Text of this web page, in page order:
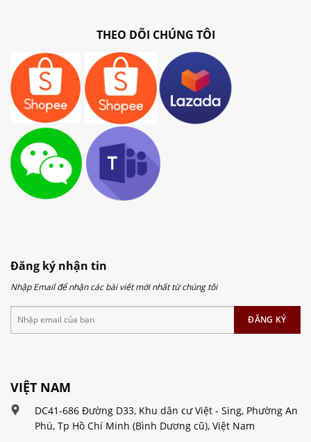
THEO DÕI CHÚNG TÔI
Đăng ký nhận tin
Nhập Email để nhận các bài viết mới nhất từ chúng tôi
VIỆT NAM
DC41-686 Đường D33, Khu dân cư Việt - Sing, Phường An
Phú, Tp Hồ Chí Minh (Bình Dương cũ), Việt Nam